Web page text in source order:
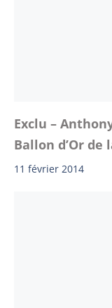
Exclu –
Ballon d’Or de
11 février 2014